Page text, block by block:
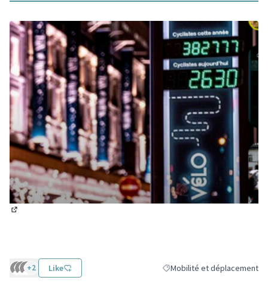
+2 Like Filtrer les résultats de la
Mobilité et déplacement